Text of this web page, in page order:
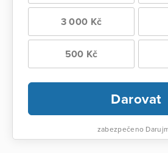
3 000 Kč
500 Kč
Darovat
zabezpečeno